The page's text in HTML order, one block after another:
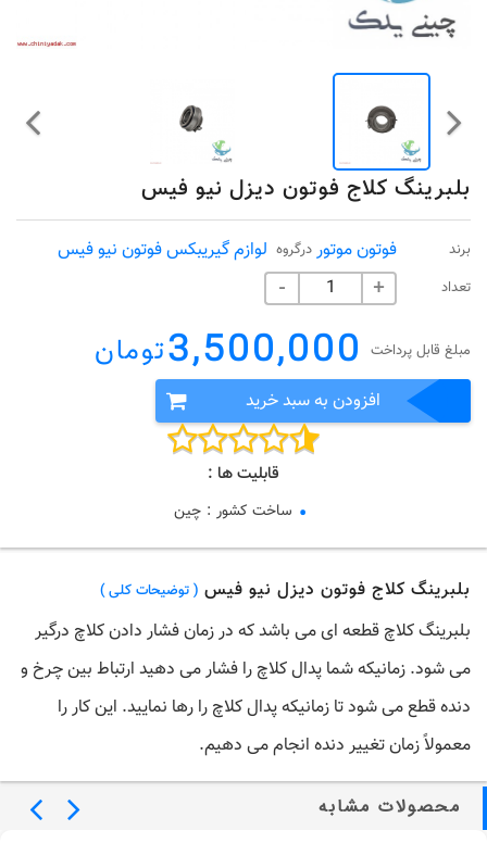
بلبرینگ کلاج فوتون دیزل نیو فیس
برند فوتون موتور درگروه لوازم گیریبکس فوتون نیو فیس
تعداد - +
مبلغ قابل پرداخت 3,500,000تومان
افزودن به سبد خرید
قابلیت ها :
ساخت کشور : چین
بلبرینگ کلاج فوتون دیزل نیو فیس ( توضیحات کلی )
بلبرینگ کلاچ قطعه ای می باشد که در زمان فشار دادنکلاچ درگیر
می شود. زمانیکه شما پدالکلاچ را فشار می دهید ارتباط بین چرخ و
دنده قطع می شود تا زمانیکه پدالکلاچ را رها نمایید. این کار را
معمولاً زمان تغییر دنده انجام می دهیم.
محصولات مشابه